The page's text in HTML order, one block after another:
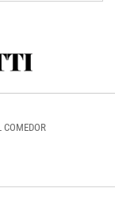
COMEDOR